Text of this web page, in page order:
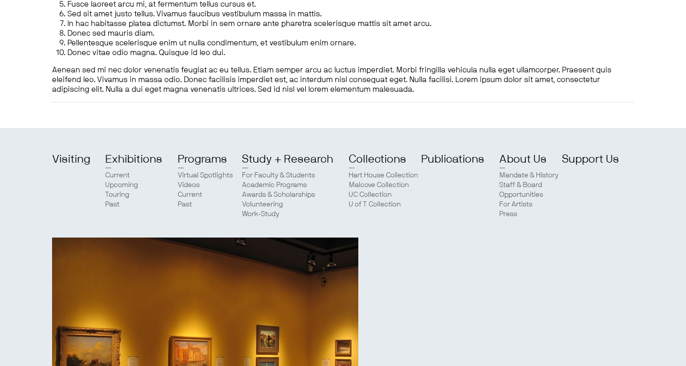
Fusce laoreet arcu mi, at fermentum tellus cursus et.
Sed sit amet justo tellus. Vivamus faucibus vestibulum massa in mattis.
In hac habitasse platea dictumst. Morbi in sem ornare ante pharetra scelerisque mattis sit amet arcu.
Donec sed mauris diam.
Pellentesque scelerisque enim ut nulla condimentum, et vestibulum enim ornare.
Donec vitae odio magna. Quisque id leo dui.
Aenean sed mi nec dolor venenatis feugiat ac eu tellus. Etiam semper arcu ac luctus imperdiet. Morbi fringilla vehicula nulla eget ullamcorper. Praesent quis
eleifend leo. Vivamus in massa odio. Donec facilisis imperdiet est, ac interdum nisl consequat eget. Nulla facilisi. Lorem ipsum dolor sit amet, consectetur
adipiscing elit. Nulla a dui eget magna venenatis ultrices. Sed id nisl vel lorem elementum malesuada.
Visiting Exhibitions
Current
Upcoming
Touring
Past
Programs
Virtual Spotlights
Videos
Current
Past
Study + Research
For Faculty & Students
Academic Programs
Awards & Scholarships
Volunteering
Work-Study
Collections
Hart House Collection
Malcove Collection
UC Collection
U of T Collection
Publications About Us
Mandate & History
Staff & Board
Opportunities
For Artists
Press
Support Us